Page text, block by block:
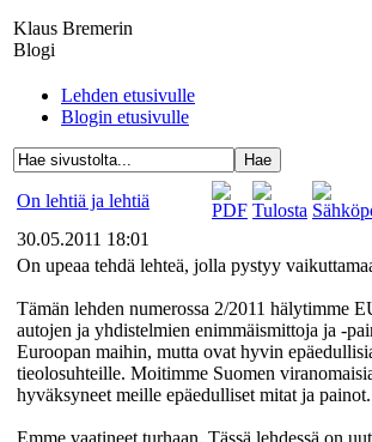
Klaus Bremerin
Blogi
Lehden etusivulle
Blogin etusivulle
On lehtiä ja lehtiä
30.05.2011 18:01
On upeaa tehdä lehteä, jolla pystyy
Tämän lehden numerossa 2/2011 hälytimme
autojen ja yhdistelmien enimmäismittoja ja -
Euroopan maihin, mutta ovat hyvin
tieolosuhteille. Moitimme Suomen
hyväksyneet meille epäedulliset mitat ja
Emme vaatineet turhaan. Tässä lehdessä on